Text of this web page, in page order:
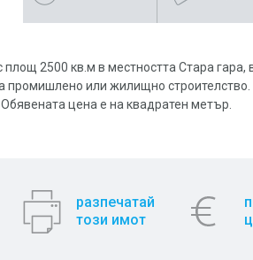
2500 кв.м в местността Стара гара,
промишлено или жилищно
цена е на квадратен метър.
разпечатай
този имот